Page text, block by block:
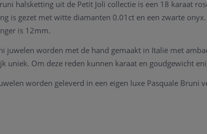
halsketting uit de Petit Joli collectie is een 18 karaat
is gezet met witte diamanten 0.01ct en een zwarte
is 12mm.
juwelen worden met de hand gemaakt in Italië met
uniek. Om deze reden kunnen karaat en goudgewicht
worden geleverd in een eigen luxe Pasquale Bruni
overeenkomt met uw wens, kunnen we het juweel